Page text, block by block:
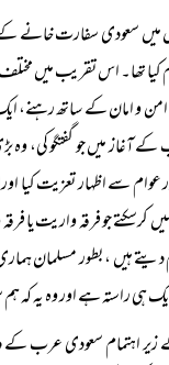
میں سعودی سفارت خانے
کیا تھا۔ اس تقریب میں
و امان کے ساتھ رہنے،
آغاز میں جو گفتگو کی،
عوام سے اظہار تعزیت
ہیں ، بطور مسلمان
راستہ ہے اور وہ یہ کہ
کو او آئی سی کے زیر